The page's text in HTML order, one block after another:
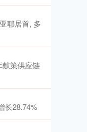
耶居首, 多
献策供应链
长28.74%